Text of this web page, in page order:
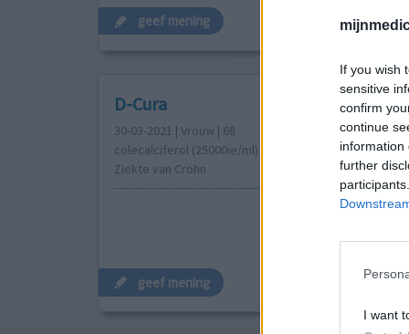
If you wish
sensitive
confirm
continue
information
further
I want
geef mening
D-Cura
30-03-2021 | Vrouw | 68
colecalciferol (25000ie/ml)
Ziekte van Crohn
geef mening